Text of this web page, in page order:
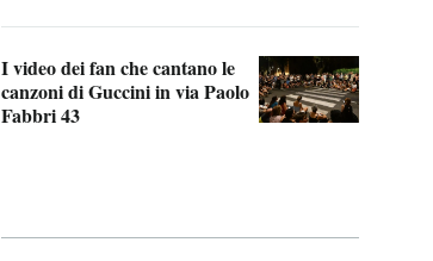
I video dei fan che cantano le
canzoni di Guccini in via Paolo
Fabbri 43